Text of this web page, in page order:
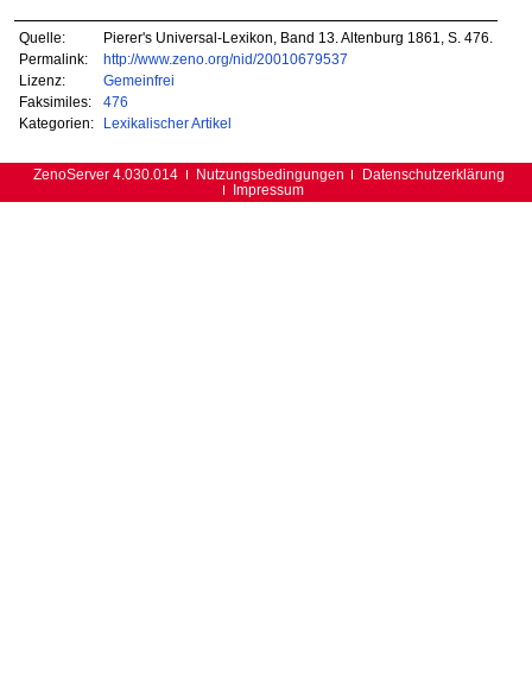
Quelle:
Pierer's Universal-Lexikon, Band 13. Altenburg 1861, S. 476.
Permalink:
http://www.zeno.org/nid/20010679537
Lizenz:
Gemeinfrei
Faksimiles:
476
Kategorien:
Lexikalischer Artikel
ZenoServer 4.030.014 Nutzungsbedingungen
Datenschutzerklärung
Impressum